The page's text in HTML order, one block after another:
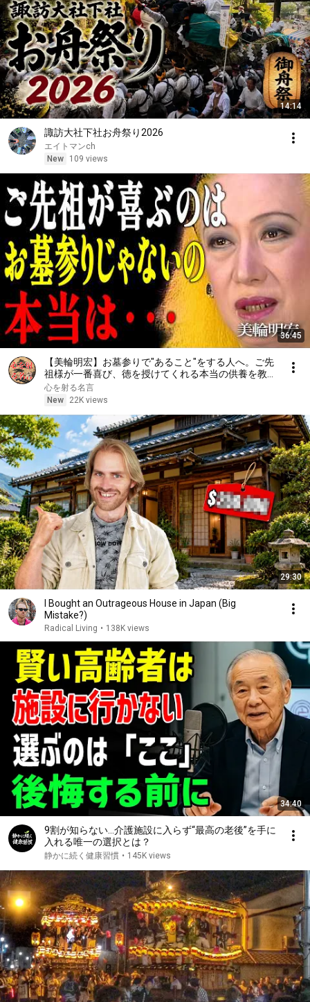
14:14
諏訪大社下社お舟祭り2026
エイトマンch
New
109 views
36:45
【美輪明宏】お墓参りで"あること"をする人へ。ご先
祖様が一番喜び、徳を授けてくれる本当の供養を教え
ますわよ｜偉人｜名言｜言葉の力｜人生哲学｜
心を射る名言
New
22K views
29:30
I Bought an Outrageous House in Japan (Big
Mistake?)
Radical Living • 138K views
34:40
9割が知らない…介護施設に入らず“最高の老後”を手に
入れる唯一の選択とは？
静かに続く健康習慣 • 145K views